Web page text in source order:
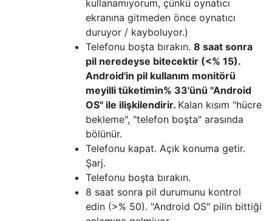
kullanamıyorum, çünkü oynatıcı
ekranına gitmeden önce oynatıcı
duruyor / kayboluyor.)
Telefonu boşta bırakın. 8 saat sonra
pil neredeyse bitecektir (<% 15).
Android'in pil kullanım monitörü
meyilli tüketimin% 33'ünü "Android
OS" ile ilişkilendirir. Kalan kısım "hücre
bekleme", "telefon boşta" arasında
bölünür.
Telefonu kapat. Açık konuma getir.
Şarj.
Telefonu boşta bırakın.
8 saat sonra pil durumunu kontrol
edin (>% 50). "Android OS" pilin bittiği